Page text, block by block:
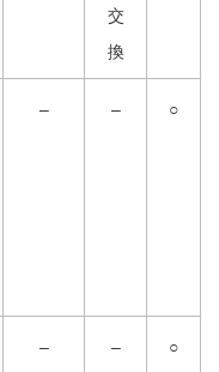
交
換
– – ○
– – ○